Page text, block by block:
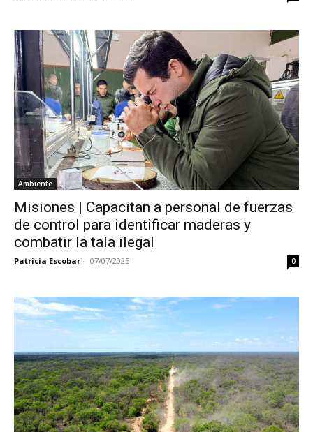
Ambiente
Misiones | Capacitan a personal de fuerzas
de control para identificar maderas y
combatir la tala ilegal
Patricia Escobar - 07/07/2025 0